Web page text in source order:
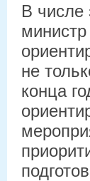
В числе
не
конца